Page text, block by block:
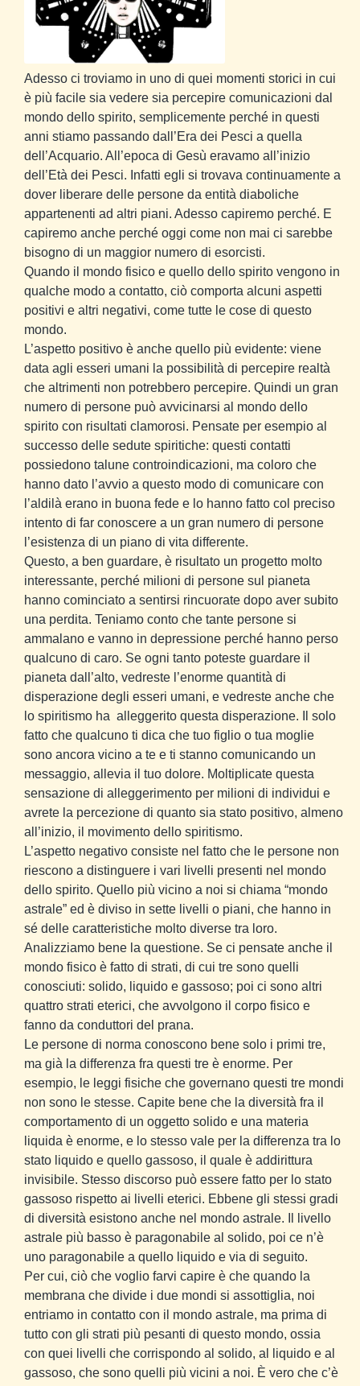
Adesso ci troviamo in uno di quei momenti storici in cui
è più facile sia vedere sia percepire comunicazioni dal
mondo dello spirito, semplicemente perché in questi
anni stiamo passando dall’Era dei Pesci a quella
dell’Acquario. All’epoca di Gesù eravamo all’inizio
dell’Età dei Pesci. Infatti egli si trovava continuamente a
dover liberare delle persone da entità diaboliche
appartenenti ad altri piani. Adesso capiremo perché. E
capiremo anche perché oggi come non mai ci sarebbe
bisogno di un maggior numero di esorcisti.
Quando il mondo fisico e quello dello spirito vengono in
qualche modo a contatto, ciò comporta alcuni aspetti
positivi e altri negativi, come tutte le cose di questo
mondo.
L’aspetto positivo è anche quello più evidente: viene
data agli esseri umani la possibilità di percepire realtà
che altrimenti non potrebbero percepire. Quindi un gran
numero di persone può avvicinarsi al mondo dello
spirito con risultati clamorosi. Pensate per esempio al
successo delle sedute spiritiche: questi contatti
possiedono talune controindicazioni, ma coloro che
hanno dato l’avvio a questo modo di comunicare con
l’aldilà erano in buona fede e lo hanno fatto col preciso
intento di far conoscere a un gran numero di persone
l’esistenza di un piano di vita differente.
Questo, a ben guardare, è risultato un progetto molto
interessante, perché milioni di persone sul pianeta
hanno cominciato a sentirsi rincuorate dopo aver subito
una perdita. Teniamo conto che tante persone si
ammalano e vanno in depressione perché hanno perso
qualcuno di caro. Se ogni tanto poteste guardare il
pianeta dall’alto, vedreste l’enorme quantità di
disperazione degli esseri umani, e vedreste anche che
lo spiritismo ha alleggerito questa disperazione. Il solo
fatto che qualcuno ti dica che tuo figlio o tua moglie
sono ancora vicino a te e ti stanno comunicando un
messaggio, allevia il tuo dolore. Moltiplicate questa
sensazione di alleggerimento per milioni di individui e
avrete la percezione di quanto sia stato positivo, almeno
all’inizio, il movimento dello spiritismo.
L’aspetto negativo consiste nel fatto che le persone non
riescono a distinguere i vari livelli presenti nel mondo
dello spirito. Quello più vicino a noi si chiama “mondo
astrale” ed è diviso in sette livelli o piani, che hanno in
sé delle caratteristiche molto diverse tra loro.
Analizziamo bene la questione. Se ci pensate anche il
mondo fisico è fatto di strati, di cui tre sono quelli
conosciuti: solido, liquido e gassoso; poi ci sono altri
quattro strati eterici, che avvolgono il corpo fisico e
fanno da conduttori del prana.
Le persone di norma conoscono bene solo i primi tre,
ma già la differenza fra questi tre è enorme. Per
esempio, le leggi fisiche che governano questi tre mondi
non sono le stesse. Capite bene che la diversità fra il
comportamento di un oggetto solido e una materia
liquida è enorme, e lo stesso vale per la differenza tra lo
stato liquido e quello gassoso, il quale è addirittura
invisibile. Stesso discorso può essere fatto per lo stato
gassoso rispetto ai livelli eterici. Ebbene gli stessi gradi
di diversità esistono anche nel mondo astrale. Il livello
astrale più basso è paragonabile al solido, poi ce n’è
uno paragonabile a quello liquido e via di seguito.
Per cui, ciò che voglio farvi capire è che quando la
membrana che divide i due mondi si assottiglia, noi
entriamo in contatto con il mondo astrale, ma prima di
tutto con gli strati più pesanti di questo mondo, ossia
con quei livelli che corrispondo al solido, al liquido e al
gassoso, che sono quelli più vicini a noi. È vero che c’è